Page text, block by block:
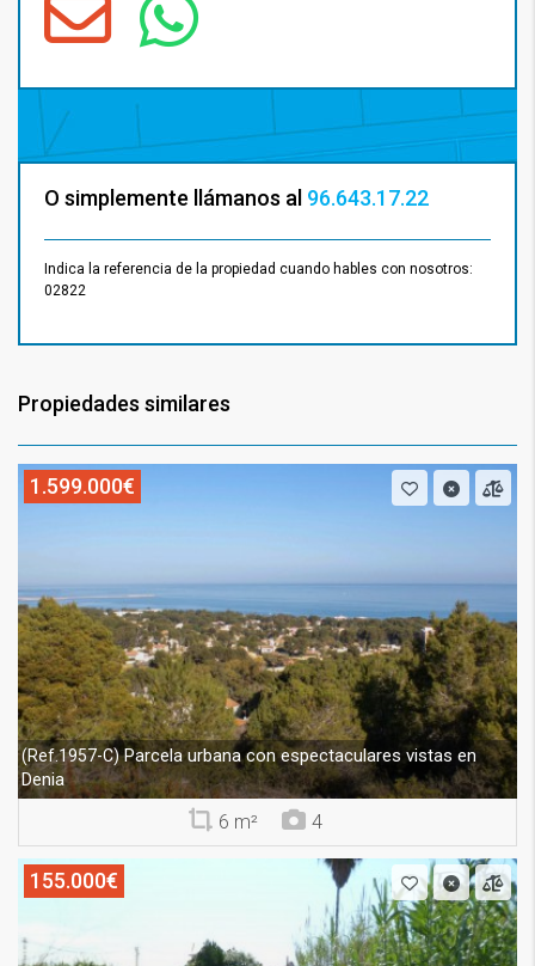
O simplemente llámanos al 96.643.17.22
Indica la referencia de la propiedad cuando hables con nosotros:
02822
Propiedades similares
1.599.000€
(Ref.1957-C)Parcela urbana con espectaculares vistas en
Denia
6 m² 4
155.000€